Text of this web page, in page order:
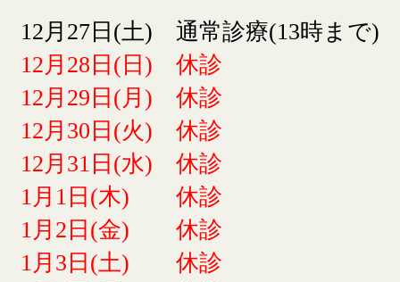
12月27日(土) 通常診療(13時まで)
12月28日(日) 休診
12月29日(月) 休診
12月30日(火) 休診
12月31日(水) 休診
1月1日(木) 休診
1月2日(金) 休診
1月3日(土) 休診